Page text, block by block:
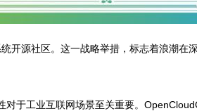
开源社区。这一战略举措，标志着浪潮
于工业互联网场景至关重要。